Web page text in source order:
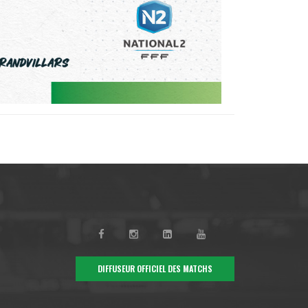
DIFFUSEUR OFFICIEL DES MATCHS